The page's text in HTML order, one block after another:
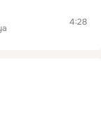
4:28